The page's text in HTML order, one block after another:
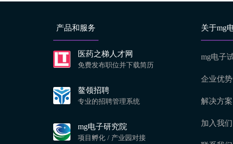
产品和服务
医药之梯人才网
免费发布职位并下载简历
鳌领招聘
专业的招聘管理系统
mg电子研究院
项目孵化 / 产业园对接
关于mg
mg电子
企业优势
解决方案
加入我们